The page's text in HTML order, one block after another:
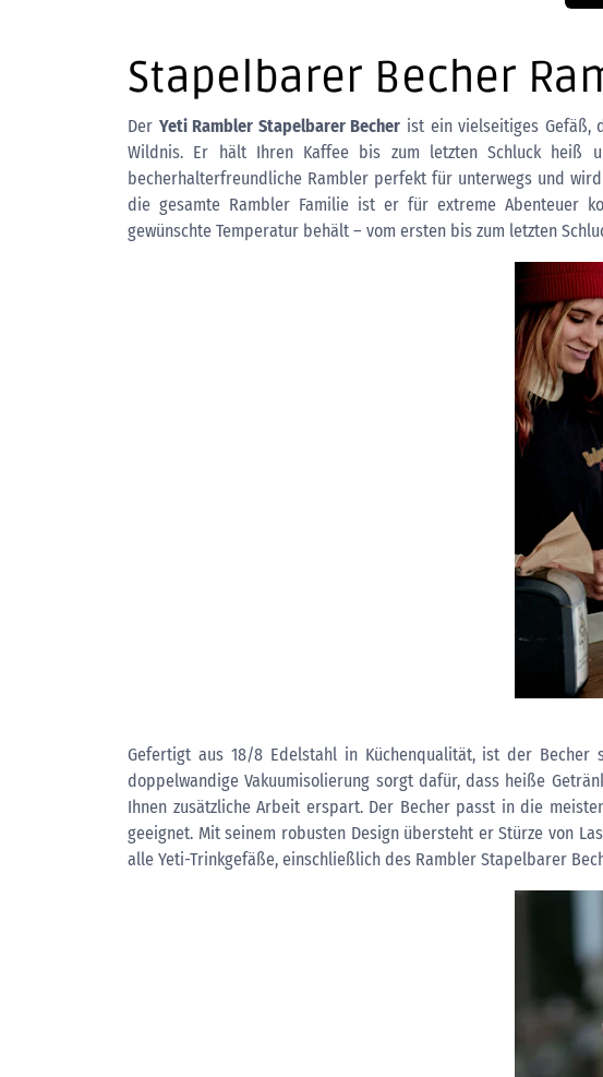
Stapelbarer Becher
Der Yeti Rambler Stapelbarer Becher ist ein vielseitiges Gefäß,
Wildnis. Er hält Ihren Kaffee bis zum letzten Schluck heiß
becherhalterfreundliche Rambler perfekt für unterwegs und
die gesamte Rambler Familie ist er für extreme Abenteuer
gewünschte Temperatur behält – vom ersten bis zum letzten
Gefertigt aus 18/8 Edelstahl in Küchenqualität, ist der
doppelwandige Vakuumisolierung sorgt dafür, dass heiße
Ihnen zusätzliche Arbeit erspart. Der Becher passt in die
geeignet. Mit seinem robusten Design übersteht er Stürze von
alle Yeti-Trinkgefäße, einschließlich des Rambler Stapelbarer